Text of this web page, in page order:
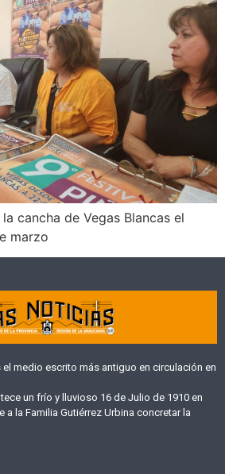
cancha de Vegas Blancas el
marzo
medio escrito más antiguo en circulación en
un frío y lluvioso 16 de Julio de 1910 en
la Familia Gutiérrez Urbina concretar la